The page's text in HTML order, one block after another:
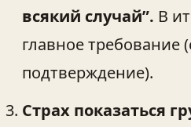
всякий случай”. В
главное требование
подтверждение).
Страх показаться